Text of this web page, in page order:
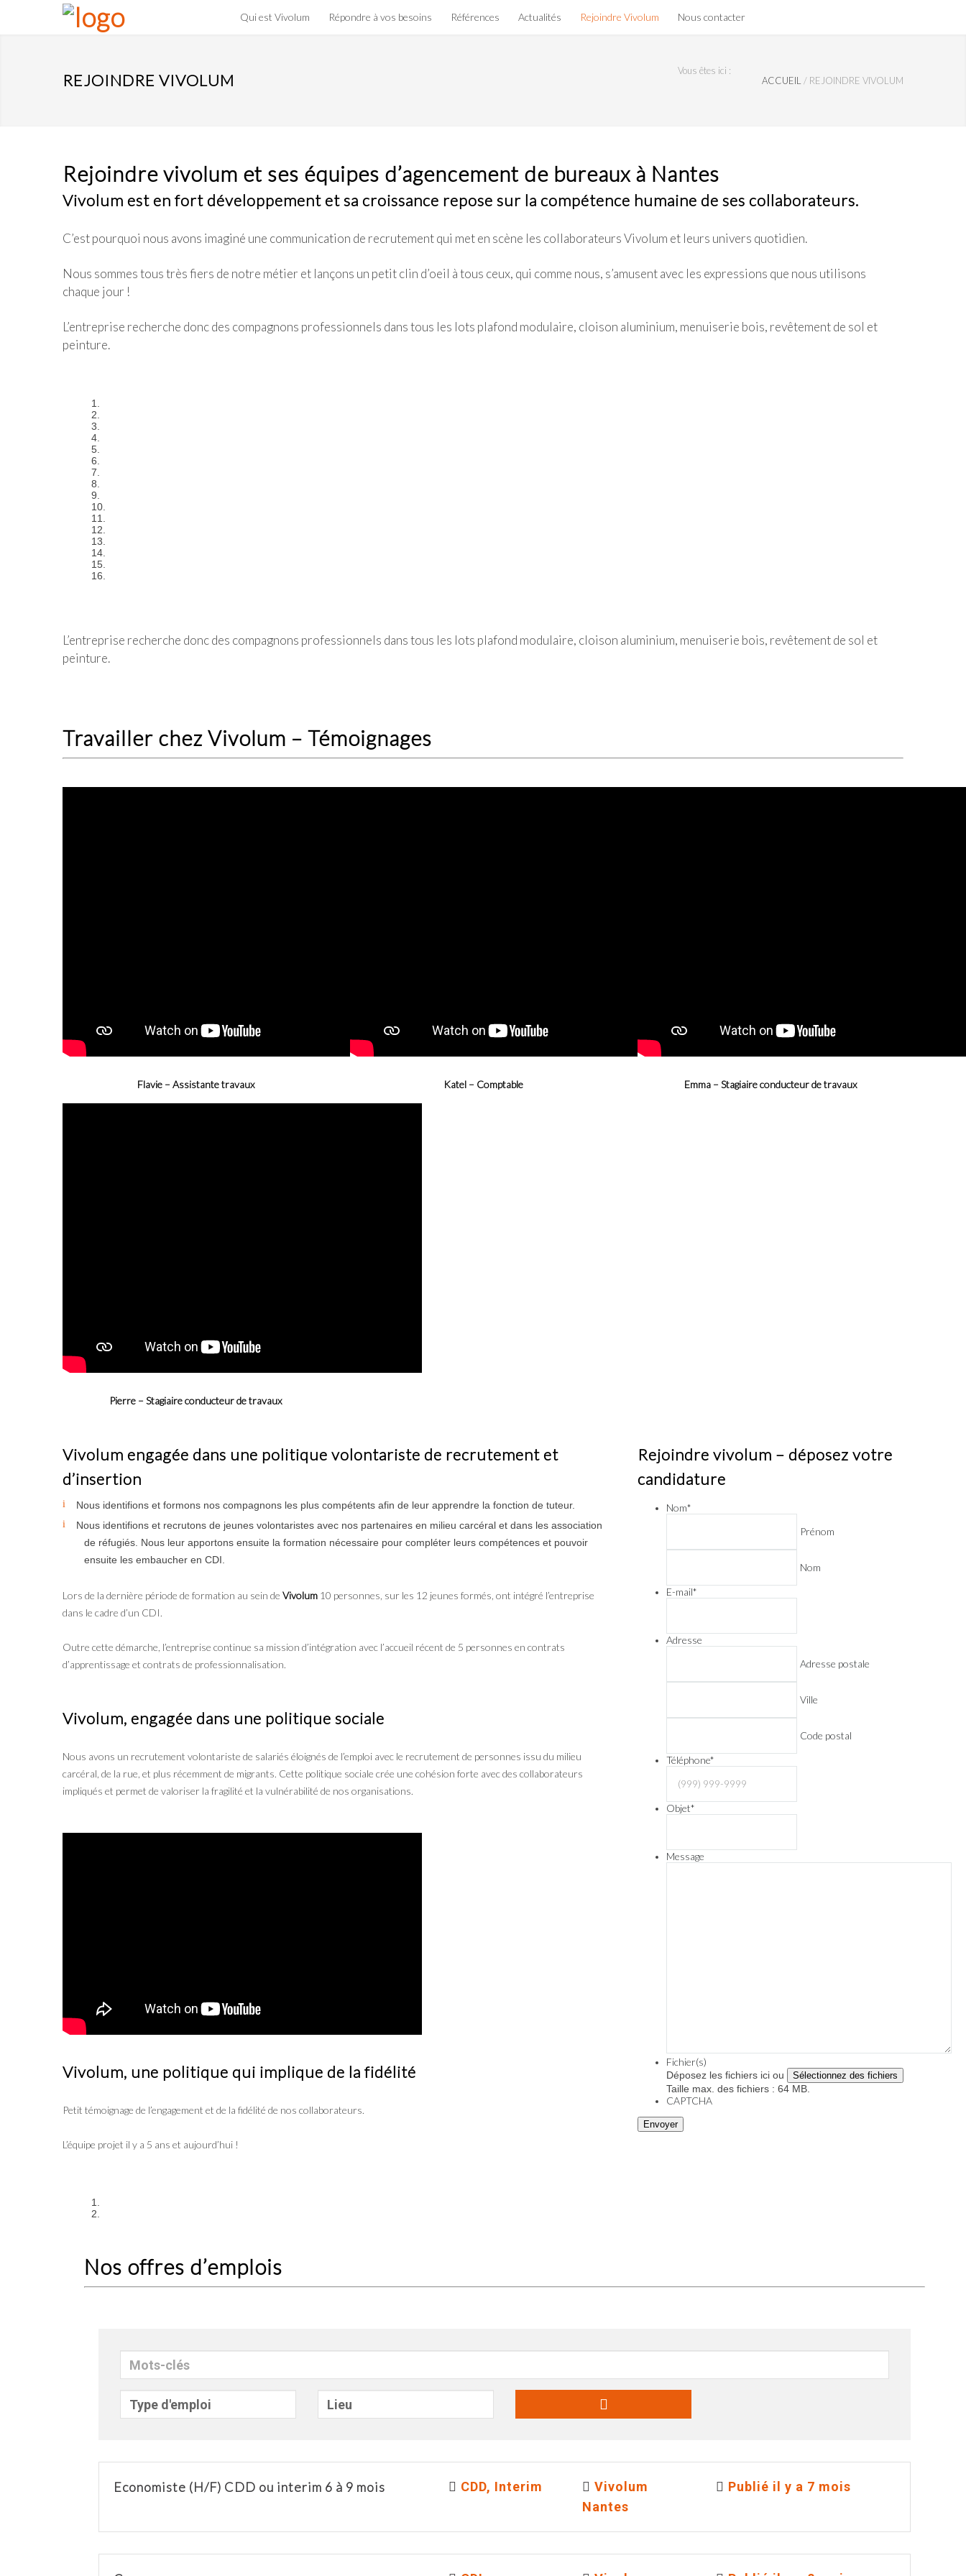
Qui est Vivolum Répondre à vos besoins Références Actualités Rejoindre Vivolum Nous contacter
REJOINDRE VIVOLUM
Vous êtes ici :
ACCUEIL / REJOINDRE VIVOLUM
Rejoindre vivolum et ses équipes d’agencement de bureaux à Nantes
Vivolum est en fort développement et sa croissance repose sur la compétence humaine de ses collaborateurs.
C’est pourquoi nous avons imaginé une communication de recrutement qui met en scène les collaborateurs Vivolum et leurs univers quotidien.
Nous sommes tous très fiers de notre métier et lançons un petit clin d’oeil à tous ceux, qui comme nous, s’amusent avec les expressions que nous utilisons
chaque jour !
L’entreprise recherche donc des compagnons professionnels dans tous les lots plafond modulaire, cloison aluminium, menuiserie bois, revêtement de sol et
peinture.
L’entreprise recherche donc des compagnons professionnels dans tous les lots plafond modulaire, cloison aluminium, menuiserie bois, revêtement de sol et
peinture.
Travailler chez Vivolum – Témoignages
Flavie – Assistante travaux Katel – Comptable Emma – Stagiaire conducteur de travaux
Pierre – Stagiaire conducteur de travaux
Vivolum engagée dans une politique volontariste de recrutement et
d’insertion
Nous identifions et formons nos compagnons les plus compétents afin de leur apprendre la fonction de tuteur.
Nous identifions et recrutons de jeunes volontaristes avec nos partenaires en milieu carcéral et dans les association
de réfugiés. Nous leur apportons ensuite la formation nécessaire pour compléter leurs compétences et pouvoir
ensuite les embaucher en CDI.
Lors de la dernière période de formation au sein de Vivolum 10 personnes, sur les 12 jeunes formés, ont intégré l’entreprise
dans le cadre d’un CDI.
Outre cette démarche, l’entreprise continue sa mission d’intégration avec l’accueil récent de 5 personnes en contrats
d’apprentissage et contrats de professionnalisation.
Vivolum, engagée dans une politique sociale
Nous avons un recrutement volontariste de salariés éloignés de l’emploi avec le recrutement de personnes issu du milieu
carcéral, de la rue, et plus récemment de migrants. Cette politique sociale crée une cohésion forte avec des collaborateurs
impliqués et permet de valoriser la fragilité et la vulnérabilité de nos organisations.
Vivolum, une politique qui implique de la fidélité
Petit témoignage de l’engagement et de la fidélité de nos collaborateurs.
L’équipe projet il y a 5 ans et aujourd’hui !
Rejoindre vivolum – déposez votre
candidature
Nom*
Prénom
Nom
E-mail*
Adresse
Adresse postale
Ville
Code postal
Téléphone*
Objet*
Message
Fichier(s)
Déposez les fichiers ici ou Sélectionnez des fichiers
Taille max. des fichiers : 64 MB.
CAPTCHA
Envoyer
Nos offres d’emplois
Mots-
clés
Economiste (H/F) CDD ou interim 6 à 9 mois CDD, Interim
Vivolum
Nantes
Publié il y a 7 mois